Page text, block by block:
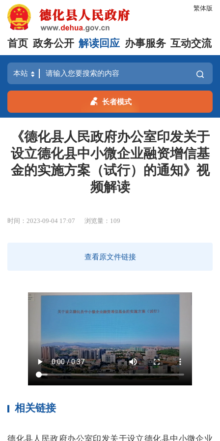
繁体版
首页 政务公开 解读回应 办事服务 互动交流
长者模式
《德化县人民政府办公室印发关于
设立德化县中小微企业融资增信基
金的实施方案（试行）的通知》视
频解读
时间：2023-09-04 17:07 浏览量： 109
查看原文件链接
相关链接
德化县人民政府办公室印发关于设立德化县中小微企业